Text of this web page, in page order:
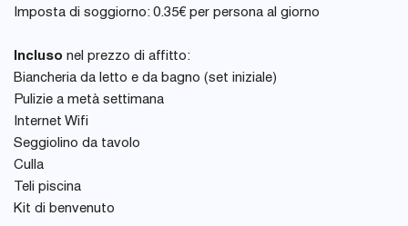
Imposta di soggiorno: 0.35€ per persona al giorno
Incluso nel prezzo di affitto:
Biancheria da letto e da bagno (set iniziale)
Pulizie a metà settimana
Internet Wifi
Seggiolino da tavolo
Culla
Teli piscina
Kit di benvenuto